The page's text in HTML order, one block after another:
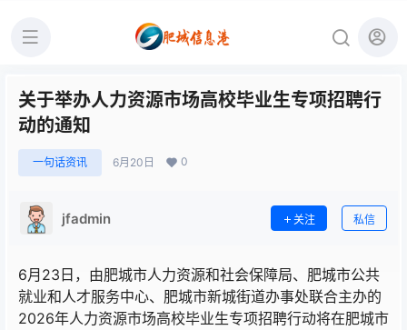
关于举办人力资源市场高校毕业生专项招聘行
动的通知
一句话资讯 6月20日 0
jfadmin 关注 私信
6月23日，由肥城市人力资源和社会保障局、肥城市公共
就业和人才服务中心、肥城市新城街道办事处联合主办的
2026年人力资源市场高校毕业生专项招聘行动将在肥城市